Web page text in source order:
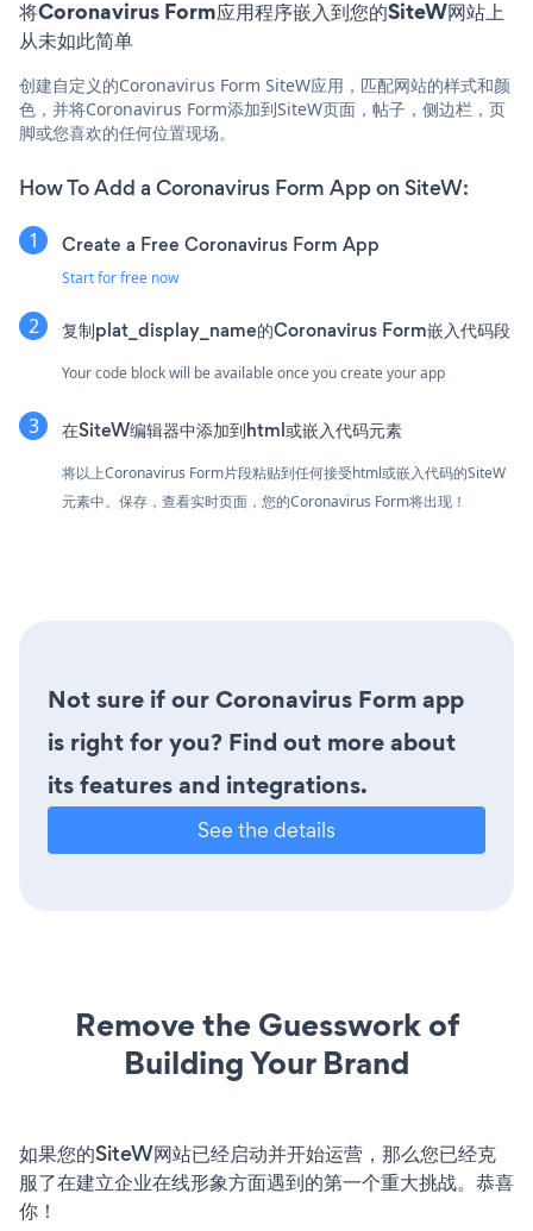
将Coronavirus Form应用程序嵌入到您的SiteW网站上
从未如此简单
创建自定义的Coronavirus Form SiteW应用，匹配网站的样式和颜
色，并将Coronavirus Form添加到SiteW页面，帖子，侧边栏，页
脚或您喜欢的任何位置现场。
How To Add a Coronavirus Form App on SiteW:
Create a Free Coronavirus Form App
Start for free now
复制plat_display_name的Coronavirus Form嵌入代码段
Your code block will be available once you create your app
在SiteW编辑器中添加到html或嵌入代码元素
将以上Coronavirus Form片段粘贴到任何接受html或嵌入代码的SiteW
元素中。保存，查看实时页面，您的Coronavirus Form将出现！
Not sure if our Coronavirus Form app
is right for you? Find out more about
its features and integrations.
See the details
Remove the Guesswork of
Building Your Brand
如果您的SiteW网站已经启动并开始运营，那么您已经克
服了在建立企业在线形象方面遇到的第一个重大挑战。恭喜
你！